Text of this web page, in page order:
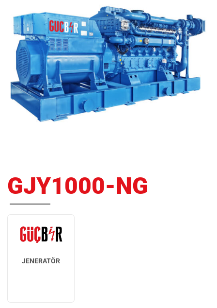
GJY1000-NG
JENERATÖR